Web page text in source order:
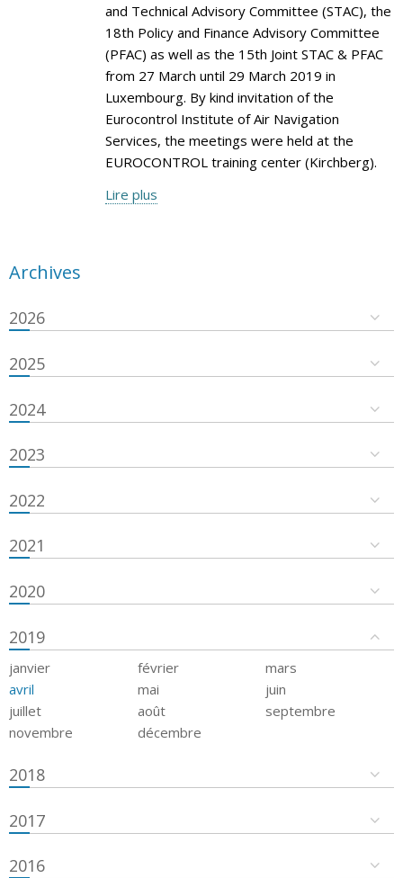
and Technical Advisory Committee (STAC), the
18th Policy and Finance Advisory Committee
(PFAC) as well as the 15th Joint STAC & PFAC
from 27 March until 29 March 2019 in
Luxembourg. By kind invitation of the
Eurocontrol Institute of Air Navigation
Services, the meetings were held at the
EUROCONTROL training center (Kirchberg).
Lire plus
Archives
2026
2025
2024
2023
2022
2021
2020
2019
janvier février
mars
avril
mai
juin
juillet
août
septembre
novembre
décembre
2018
2017
2016